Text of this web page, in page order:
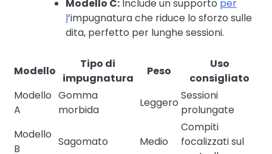
Modello C: Include un supporto per
l’impugnatura che riduce lo sforzo sulle
dita, perfetto per lunghe sessioni.
Modello
Tipo di
impugnatura
Peso
Uso
consigliato
Modello
A
Gomma
morbida
Leggero
Sessioni
prolungate
Modello
B
Sagomato Medio
Compiti
focalizzati sul